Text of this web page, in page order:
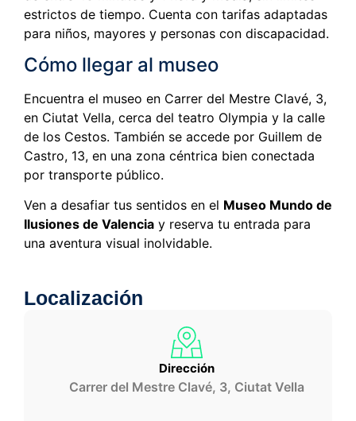
estrictos de tiempo. Cuenta con tarifas adaptadas
para niños, mayores y personas con discapacidad.
Cómo llegar al museo
Encuentra el museo en Carrer del Mestre Clavé, 3,
en Ciutat Vella, cerca del teatro Olympia y la calle
de los Cestos. También se accede por Guillem de
Castro, 13, en una zona céntrica bien conectada
por transporte público.
Ven a desafiar tus sentidos en el Museo Mundo de
Ilusiones de Valencia y reserva tu entrada para
una aventura visual inolvidable.
Localización
Dirección
Carrer del Mestre Clavé, 3, Ciutat Vella